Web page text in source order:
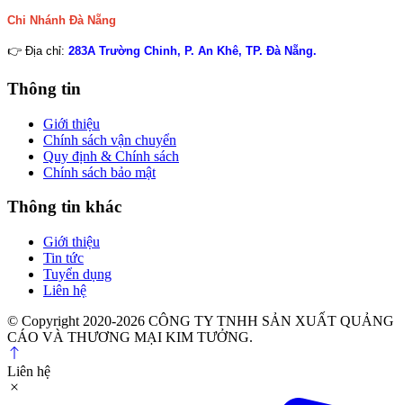
Chi Nhánh Đà Nẵng
👉 Địa chỉ: 283A Trường Chinh, P. An Khê, TP. Đà Nẵng.
Thông tin
Giới thiệu
Chính sách vận chuyển
Quy định & Chính sách
Chính sách bảo mật
Thông tin khác
Giới thiệu
Tin tức
Tuyển dụng
Liên hệ
© Copyright 2020-2026 CÔNG TY TNHH SẢN XUẤT QUẢNG
CÁO VÀ THƯƠNG MẠI KIM TƯỞNG.
Liên hệ